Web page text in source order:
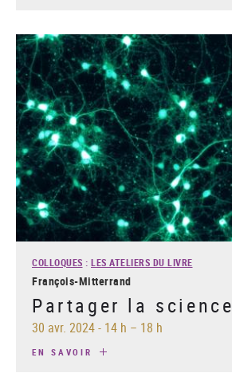
COLLOQUES : LES ATELIERS DU LIVRE
François-Mitterrand
Partager la science
30 avr. 2024- 14 h – 18 h
EN SAVOIR